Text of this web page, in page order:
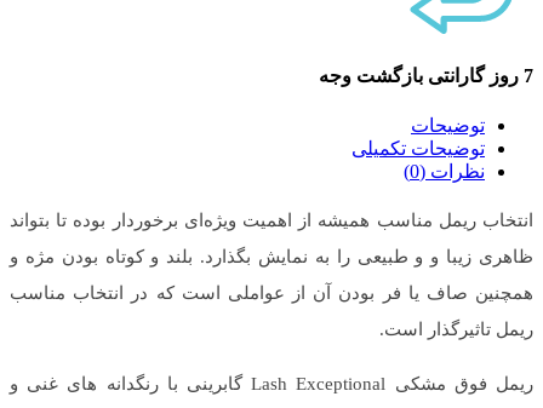
7 روز گارانتی بازگشت وجه
توضیحات
توضیحات تکمیلی
نظرات (0)
انتخاب ریمل مناسب همیشه از اهمیت ویژه‌ای برخوردار بوده تا بتواند
ظاهری زیبا و و طبیعی را به نمایش بگذارد. بلند و کوتاه بودن مژه و
همچنین صاف یا فر بودن آن از عواملی است که در انتخاب مناسب
ریمل تاثیرگذار است.
ریمل فوق مشکی Lash Exceptional گابرینی با رنگدانه های غنی و